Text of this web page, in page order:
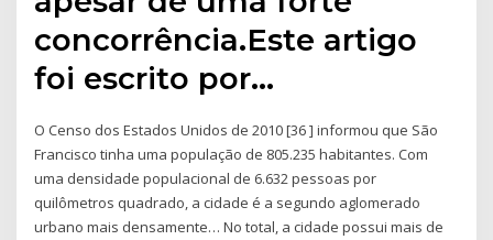
concorrência.Este artigo
foi escrito por…
O Censo dos Estados Unidos de 2010 [36 ] informou que São
Francisco tinha uma população de 805.235 habitantes. Com
uma densidade populacional de 6.632 pessoas por
quilômetros quadrado, a cidade é a segundo aglomerado
urbano mais densamente… No total, a cidade possui mais de